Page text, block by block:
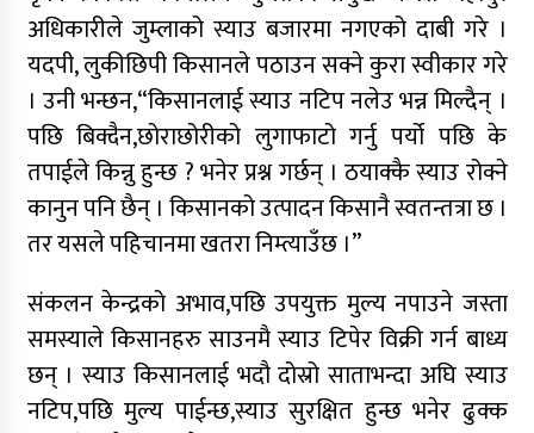
अधिकारीले जुम्लाको स्याउ बजारमा नगएको दाबी गरे ।
यदपी, लुकीछिपी किसानले पठाउन सक्ने कुरा स्वीकार गरे
। उनी भन्छन,“किसानलाई स्याउ नटिप नलेउ भन्न मिल्दैन् ।
पछि बिक्दैन,छोराछोरीको लुगाफाटो गर्नु पर्यो पछि के
तपाईले किन्नु हुन्छ ? भनेर प्रश्न गर्छन् । ठयाक्कै स्याउ रोक्ने
कानुन पनि छैन् । किसानको उत्पादन किसानै स्वतन्तत्रा छ ।
तर यसले पहिचानमा खतरा निम्त्याउँछ ।”
संकलन केन्द्रको अभाव,पछि उपयुक्त मुल्य नपाउने जस्ता
समस्याले किसानहरु साउनमै स्याउ टिपेर विक्री गर्न बाध्य
छन् । स्याउ किसानलाई भदौ दोस्रो साताभन्दा अघि स्याउ
नटिप,पछि मुल्य पाईन्छ,स्याउ सुरक्षित हुन्छ भनेर ढुक्क